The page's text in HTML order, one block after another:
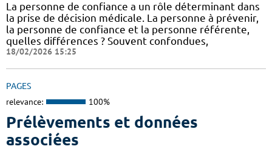
La personne de confiance a un rôle déterminant dans
la prise de décision médicale. La personne à prévenir,
la personne de confiance et la personne référente,
quelles différences ? Souvent confondues,
18/02/2026 15:25
PAGES
relevance: 100%
Prélèvements et données
associées